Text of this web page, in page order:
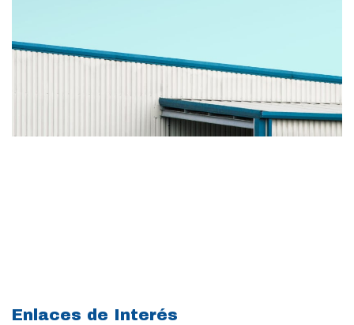
Enlaces de Interés